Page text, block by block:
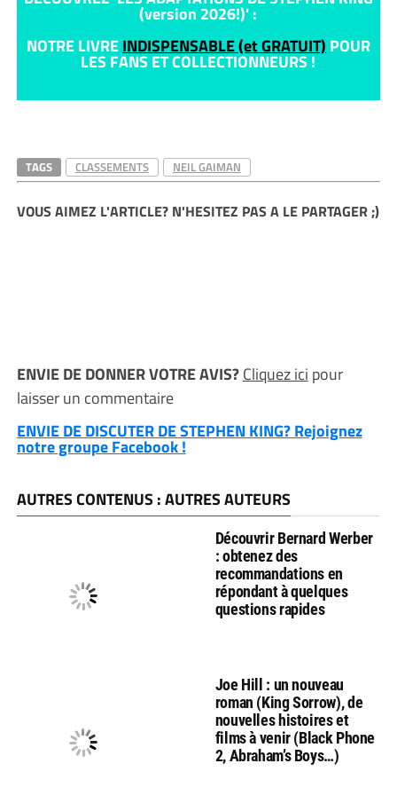
(version 2026!)' :
NOTRE LIVREINDISPENSABLE (et GRATUIT) POUR
LES FANS ET COLLECTIONNEURS !
TAGS CLASSEMENTS NEIL GAIMAN
VOUS AIMEZ L'ARTICLE? N'HESITEZ PAS A LE PARTAGER ;)
ENVIE DE DONNER VOTRE AVIS?Cliquez ici pour
laisser un commentaire
ENVIE DE DISCUTER DE STEPHEN KING? Rejoignez
notre groupe Facebook !
AUTRES CONTENUS : AUTRES AUTEURS
Découvrir Bernard Werber
: obtenez des
recommandations en
répondant à quelques
questions rapides
Joe Hill : un nouveau
roman (King Sorrow), de
nouvelles histoires et
films à venir (Black Phone
2, Abraham’s Boys…)